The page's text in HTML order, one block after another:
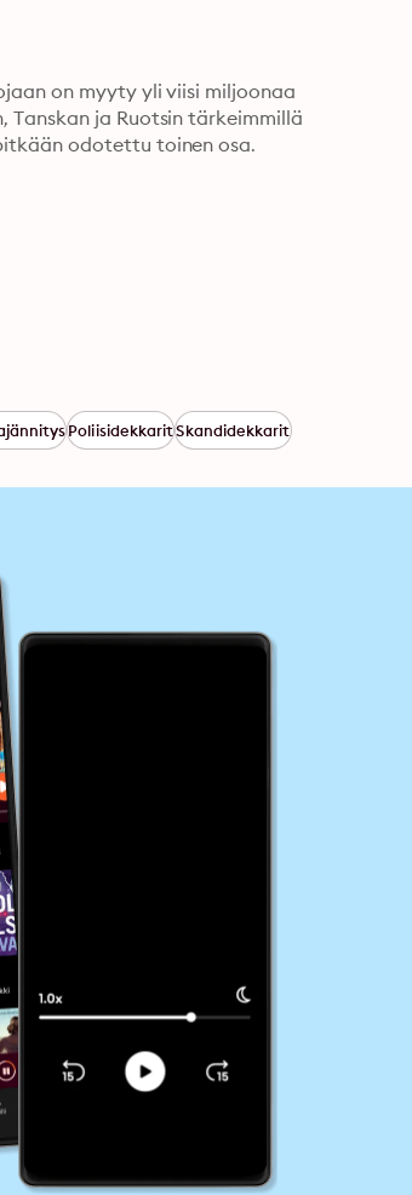
on myyty yli viisi miljoonaa
ja Ruotsin tärkeimmillä
odotettu toinen osa.
PoliisidekkaritSkandidekkarit